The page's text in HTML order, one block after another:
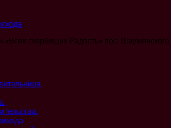
скорбящих Радость» пос. Шаумянского